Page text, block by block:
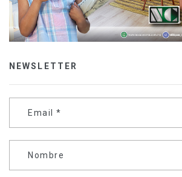
NEWSLETTER
Email *
Nombre